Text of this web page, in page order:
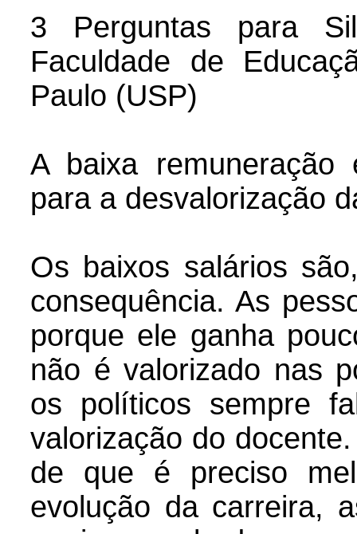
3 Perguntas para
Faculdade de
Paulo (USP)
A baixa
para a desvalorização
Os baixos salários
consequência. As
porque ele ganha
não é valorizado nas
os políticos sempre
valorização do
de que é preciso
evolução da carreira,